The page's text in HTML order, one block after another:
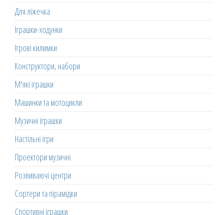
Для ліжечка
Іграшки-ходунки
Ігрові килимки
Конструктори, набори
М'які іграшки
Машинки та мотоцикли
Музичні іграшки
Настільні ігри
Проектори музичні
Розвиваючі центри
Сортери та пірамідки
Спортивні іграшки